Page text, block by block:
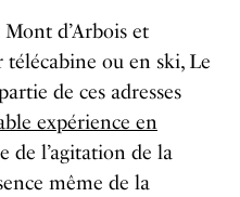
d’Arbois et
télécabine ou en ski, Le
de ces adresses
expérience en
de l’agitation de la
même de la